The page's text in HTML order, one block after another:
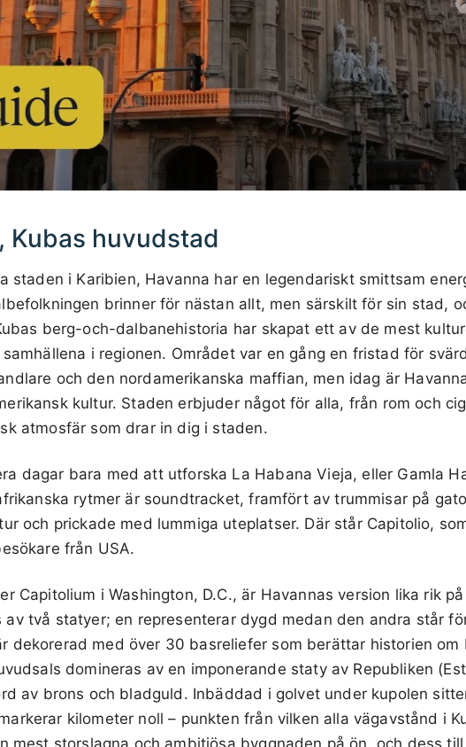
Kubas huvudstad
staden i Karibien, Havanna har en legendariskt smittsam
brinner för nästan allt, men särskilt för sin stad,
berg-och-dalbanehistoria har skapat ett av de mest
i regionen. Området var en gång en fristad för
och den nordamerikanska maffian, men idag är
kultur. Staden erbjuder något för alla, från rom och
atmosfär som drar in dig i staden.
dagar bara med att utforska La Habana Vieja, eller Gamla
rytmer är soundtracket, framfört av trummisar på
och prickade med lummiga uteplatser. Där står Capitolio,
från USA.
Capitolium i Washington, D.C., är Havannas version lika rik
av två statyer; en representerar dygd medan den andra står
dekorerad med över 30 basreliefer som berättar historien om
domineras av en imponerande staty av Republiken
av brons och bladguld. Inbäddad i golvet under kupolen
kilometer noll – punkten från vilken alla vägavstånd i
mest storslagna och ambitiösa byggnaden på ön, och dess